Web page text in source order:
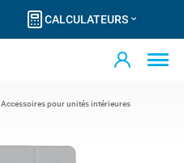
CALCULATEURS
Accessoires pour unités intérieures